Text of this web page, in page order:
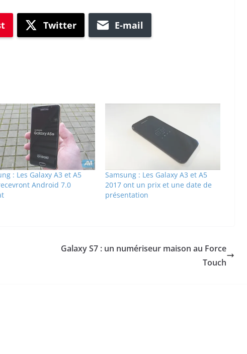
Twitter E-mail
: Les Galaxy A3 et A5
Android 7.0
Samsung : Les Galaxy A3 et A5
2017 ont un prix et une date de
présentation
Galaxy S7 : un numériseur maison au Force
Touch